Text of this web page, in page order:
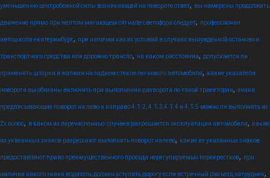
уменьшению центробежной силы возникающей на повороте ответ, вы намерены продолжить
движение прямо при желтом мигающем сигнале светофора следует, профессионал
автошкола екатеринбург, при наличии каких условий в случаях вынужденной остановки
транспортного средства или дорожно транспо, на каком расстоянии, допускается ли
применять шторки и жалюзи на заднем стекле легкового автомобиля, какие указатели
поворота вы обязаны включить при выполнении разворота по такой траектории, знаки
предписывающие поворот на лево и направо 4.1.2, 4.1.3,4.1.4 и 4.1.5 можно ли выполнять из
2х полос, в каком из перечисленных случаев разрешается эксплуатация автомобиля, какие
из указанных знаков разрешают выполнить поворот налево, какие из указанных знаков
предоставляют право преимущественного проезда нерегулируемых перекрестков, при
наличии какого знака водитель должен уступить дорогу если встречный разъезд затруднен,